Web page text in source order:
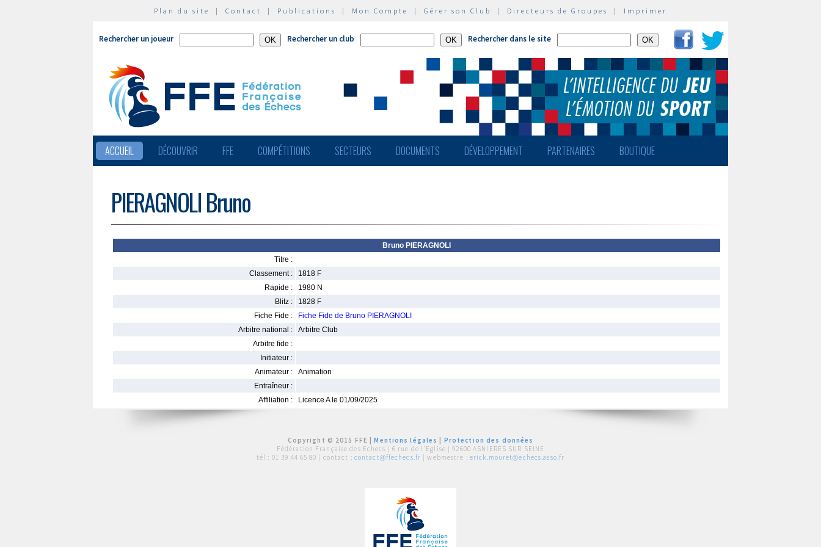
Plan du site | Contact | Publications | Mon Compte | Gérer son Club | Directeurs de Groupes | Imprimer
Rechercher un joueur Rechercher un club Rechercher dans le site
ACCUEIL DÉCOUVRIR FFE COMPÉTITIONS SECTEURS DOCUMENTS DÉVELOPPEMENT PARTENAIRES BOUTIQUE
PIERAGNOLI Bruno
Bruno PIERAGNOLI
Titre :
Classement :
1818 F
Rapide :
1980 N
Blitz :
1828 F
Fiche Fide :
Fiche Fide de Bruno PIERAGNOLI
Arbitre national :
Arbitre Club
Arbitre fide :
Initiateur :
Animateur :
Animation
Entraîneur :
Affiliation :
Licence A le 01/09/2025
Copyright © 2015 FFE |Mentions légales
Protection des données
Fédération Française des Echecs | 6 rue de l'Eglise | 92600 ASNIERES SUR SEINE
tél : 01 39 44 65 80 | contact : contact@ffechecs.fr | webmestre : erick.mouret@echecs.asso.fr